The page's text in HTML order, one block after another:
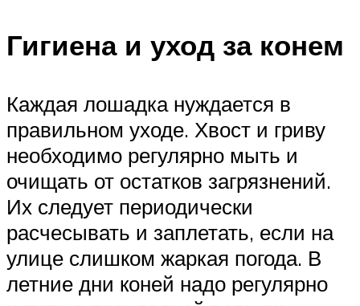
Гигиена и уход за конем
Каждая лошадка нуждается в
правильном уходе. Хвост и гриву
необходимо регулярно мыть и
очищать от остатков загрязнений.
Их следует периодически
расчесывать и заплетать, если на
улице слишком жаркая погода. В
летние дни коней надо регулярно